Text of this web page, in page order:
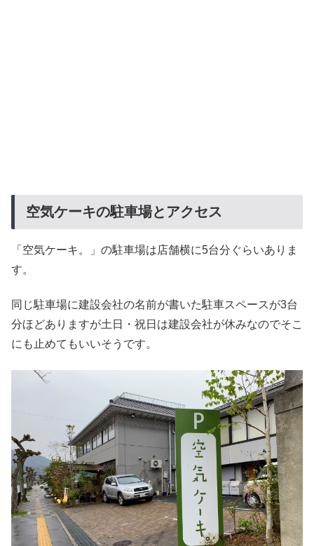
空気ケーキの駐車場とアクセス
「空気ケーキ。」の駐車場は店舗横に5台分ぐらいありま
す。
同じ駐車場に建設会社の名前が書いた駐車スペースが3台
分ほどありますが土日・祝日は建設会社が休みなのでそこ
にも止めてもいいそうです。